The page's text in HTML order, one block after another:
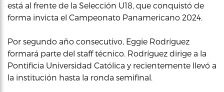
está al frente de la Selección U18, que conquistó de
forma invicta el Campeonato Panamericano 2024.
Por segundo año consecutivo, Eggie Rodríguez
formará parte del staff técnico. Rodríguez dirige a la
Pontificia Universidad Católica y recientemente llevó a
la institución hasta la ronda semifinal.